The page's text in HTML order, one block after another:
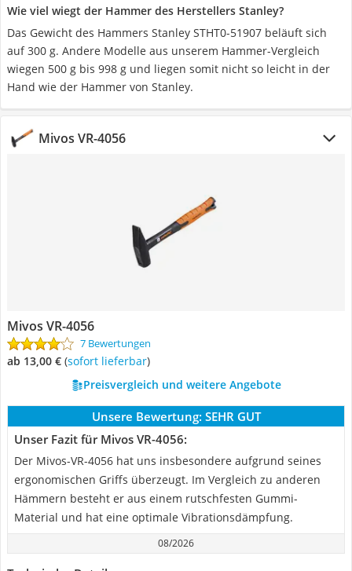
Wie viel wiegt der Hammer des Herstellers Stanley?
Das Gewicht des Hammers Stanley STHT0-51907 beläuft sich
auf 300 g. Andere Modelle aus unserem Hammer-Vergleich
wiegen 500 g bis 998 g und liegen somit nicht so leicht in der
Hand wie der Hammer von Stanley.
Mivos VR-4056
Mivos VR-4056
7 Bewertungen
ab 13,00 € ( Sofort lieferbar)
Preisvergleich und weitere Angebote
Unsere Bewertung: SEHR GUT
Unser Fazit für Mivos VR-4056:
Der Mivos-VR-4056 hat uns insbesondere aufgrund seines
ergonomischen Griffs überzeugt. Im Vergleich zu anderen
Hämmern besteht er aus einem rutschfesten Gummi-
Material und hat eine optimale Vibrationsdämpfung.
08/2026